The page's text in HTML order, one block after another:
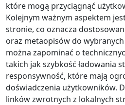
które mogą przyciągnąć
Kolejnym ważnym aspektem
stronie, co oznacza
oraz metaopisów do wybranych
można zapominać o
takich jak szybkość ładowania
responsywność, które mają
doświadczenia użytkowników.
linków zwrotnych z lokalnych